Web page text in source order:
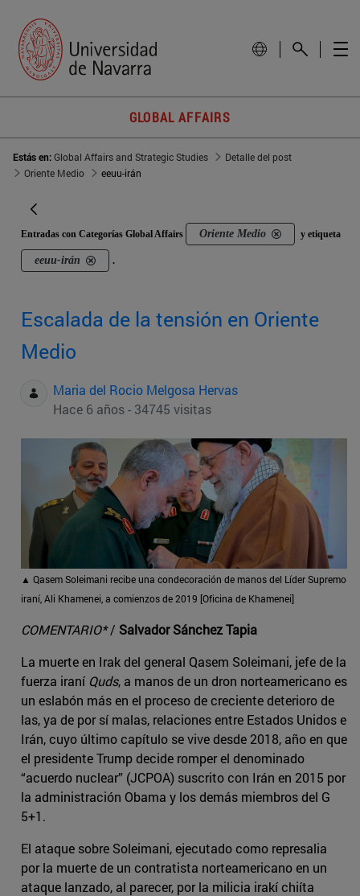
GLOBAL AFFAIRS
Estás en:Global Affairs and Strategic Studies
Detalle del post
Oriente Medio
eeuu-irán
Entradas con Categorías Global Affairs Oriente Medio y etiqueta
eeuu-irán .
Escalada de la tensión en Oriente
Medio
Maria del Rocio Melgosa Hervas
Hace 6 años - 34745 visitas
▲ Qasem Soleimani recibe una condecoración de manos del Líder Supremo
iraní, Ali Khamenei, a comienzos de 2019 [Oficina de Khamenei]
COMENTARIO*/ Salvador Sánchez Tapia
La muerte en Irak del general Qasem Soleimani, jefe de la
fuerza iraní Quds, a manos de un dron norteamericano es
un eslabón más en el proceso de creciente deterioro de
las, ya de por sí malas, relaciones entre Estados Unidos e
Irán, cuyo último capítulo se vive desde 2018, año en que
el presidente Trump decide romper el denominado
“acuerdo nuclear” (JCPOA) suscrito con Irán en 2015 por
la administración Obama y los demás miembros del G
5+1.
El ataque sobre Soleimani, ejecutado como represalia
por la muerte de un contratista norteamericano en un
ataque lanzado, al parecer, por la milicia irakí chiíta